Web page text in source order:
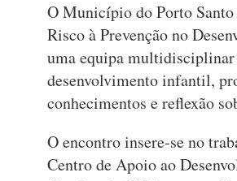
O Município do Porto
Risco à Prevenção no
uma equipa multidisciplinar
desenvolvimento infantil,
conhecimentos e reflexão
O encontro insere-se no
Centro de Apoio ao